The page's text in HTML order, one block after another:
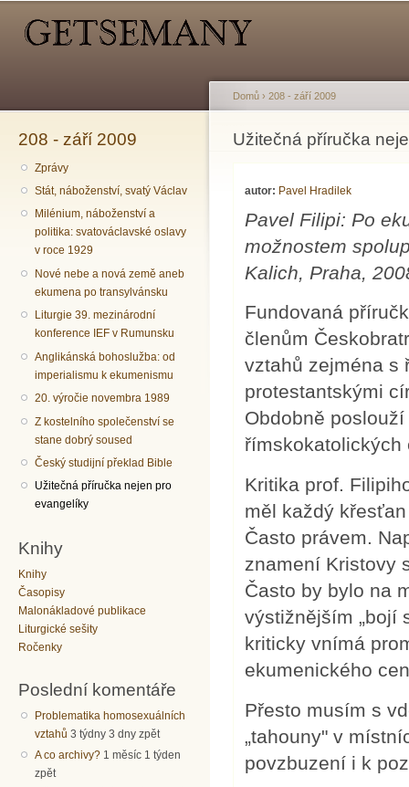
208 - září 2009
Zprávy
Stát, náboženství, svatý Václav
Milénium, náboženství a
politika: svatováclavské oslavy
v roce 1929
Nové nebe a nová země aneb
ekumena po transylvánsku
Liturgie 39. mezinárodní
konference IEF v Rumunsku
Anglikánská bohoslužba: od
imperialismu k ekumenismu
20. výročie novembra 1989
Z kostelního společenství se
stane dobrý soused
Český studijní překlad Bible
Užitečná příručka nejen pro
evangelíky
Knihy
Knihy
Časopisy
Malonákladové publikace
Liturgické sešity
Ročenky
Poslední komentáře
Problematika homosexuálních
vztahů 3 týdny 3 dny zpět
A co archivy? 1 měsíc 1 týden
zpět
Jste zde
Domů › 208 - září 2009
Užitečná příručka
autor: Pavel Hradilek
Pavel Filipi: Po
možnostem
Kalich, Praha,
Fundovaná
členům
vztahů zejména s
protestantskými
Obdobně
římskokatolických
Kritika prof.
měl každý
Často právem.
znamení Kristovy
Často by bylo na
výstižnějším „bojí
kriticky vnímá
ekumenického
Přesto musím s
„tahouny" v
povzbuzení i k